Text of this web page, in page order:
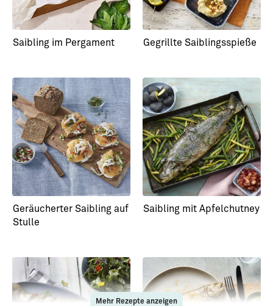
Saibling im Pergament Gegrillte Saiblingsspieße
Geräucherter Saibling auf
Stulle
Saibling mit Apfelchutney
Mehr Rezepte anzeigen